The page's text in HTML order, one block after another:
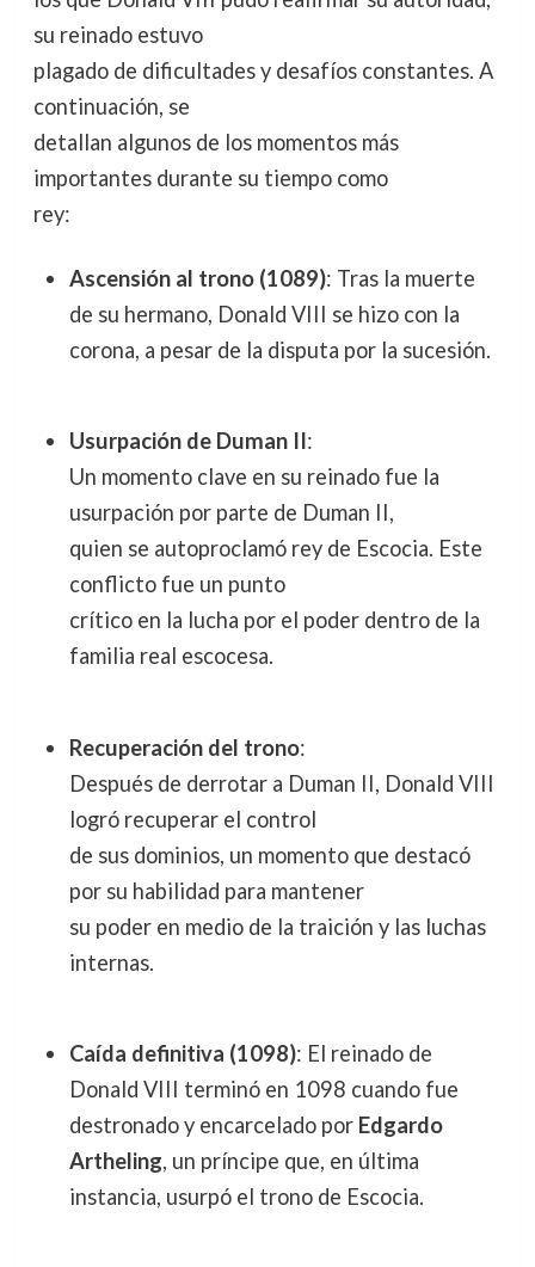
su reinado estuvo
plagado de dificultades y desafíos constantes. A
continuación, se
detallan algunos de los momentos más
importantes durante su tiempo como
rey:
Ascensión al trono (1089): Tras la muerte
de su hermano, Donald VIII se hizo con la
corona, a pesar de la disputa por la sucesión.
Usurpación de Duman II:
Un momento clave en su reinado fue la
usurpación por parte de Duman II,
quien se autoproclamó rey de Escocia. Este
conflicto fue un punto
crítico en la lucha por el poder dentro de la
familia real escocesa.
Recuperación del trono:
Después de derrotar a Duman II, Donald VIII
logró recuperar el control
de sus dominios, un momento que destacó
por su habilidad para mantener
su poder en medio de la traición y las luchas
internas.
Caída definitiva (1098): El reinado de
Donald VIII terminó en 1098 cuando fue
destronado y encarcelado por Edgardo
Artheling, un príncipe que, en última
instancia, usurpó el trono de Escocia.